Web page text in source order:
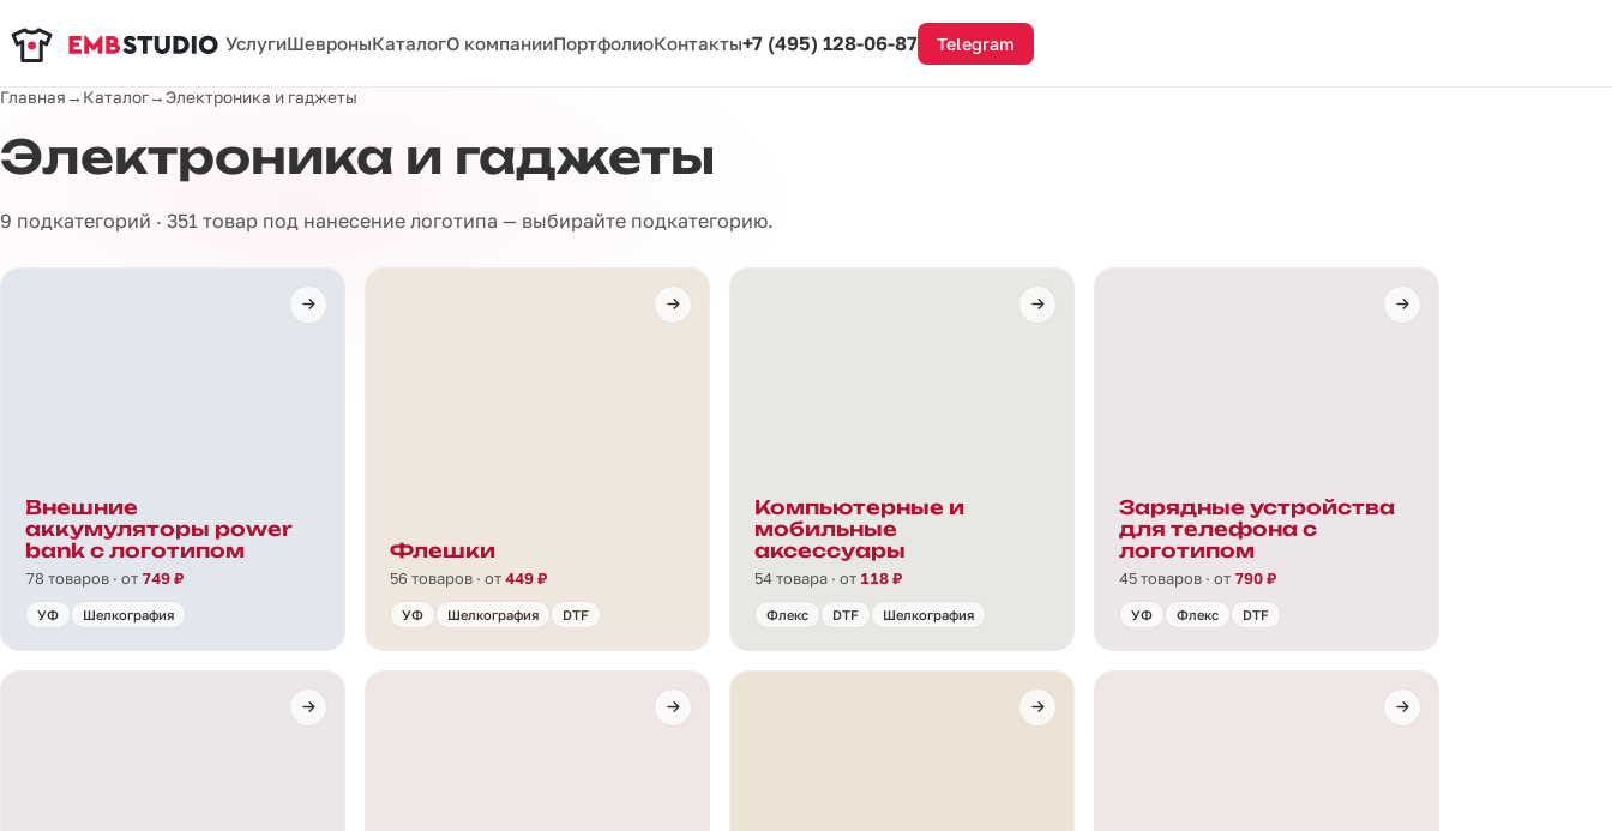
УслугиШевроныКаталогО компанииПортфолиоКонтакты+7 (495) 128-06-87 Telegram
Главная→ Каталог→Электроника и гаджеты
Электроника и гаджеты
9 подкатегорий · 351 товар под нанесение логотипа — выбирайте подкатегорию.
Внешние
аккумуляторы power
bank с логотипом
78 товаров · от 749 ₽
УФ Шелкография
Флешки
56 товаров · от449 ₽
УФ Шелкография DTF
Компьютерные и
мобильные
аксессуары
54 товара · от 118 ₽
Флекс DTF Шелкография
Зарядные устройства
для телефона с
логотипом
45 товаров · от 790 ₽
УФ Флекс DTF